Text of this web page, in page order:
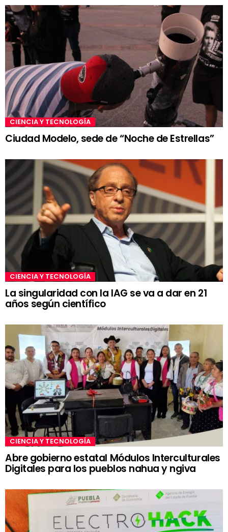
CIENCIA Y TECNOLOGÍA
Ciudad Modelo, sede de “Noche de Estrellas”
CIENCIA Y TECNOLOGÍA
La singularidad con la IAG se va a dar en 21
años según científico
CIENCIA Y TECNOLOGÍA
Abre gobierno estatal Módulos Interculturales
Digitales para los pueblos nahua y ngiva